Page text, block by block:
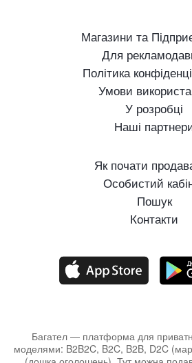
Магазини та
Для
Політика
Умови
У розробці
Наші
Як почати
Особистий
Пошук
Контакти
Багател — платформа для
моделями: B2B2C, B2C, B2B, D2C